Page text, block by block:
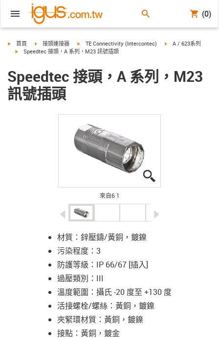
(0)
igus-icon-arrow-right
首頁 igus-icon-arrow-right
接頭連接器 igus-icon-arrow-right
TE Connectivity (Intercontec) igus-icon-arrow-right
A / 623系列
igus-icon-arrow-right
Speedtec 接頭，A 系列，M23 訊號插頭
Speedtec 接頭，A 系列，M23
訊號插頭
來自6 1
igus-icon-arrow-left
材質：鋅壓鑄/黃銅，鍍鎳
污染程度：3
防護等級：IP 66/67 [插入]
過壓類別：III
溫度範圍：攝氏 -20 度至 +130 度
活接螺栓/螺絲：黃銅，鍍鎳
夾緊環材質：黃銅，鍍鎳
接點：黃銅，鍍金